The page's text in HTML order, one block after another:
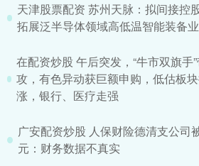
天津股票配资 苏州天脉：拟间接控
拓展泛半导体领域高低温智能装备
在配资炒股 午后突发，“牛市双旗手
攻，有色异动获巨额申购，低估板
涨，银行、医疗走强
广安配资炒股 人保财险德清支公司
元：财务数据不真实